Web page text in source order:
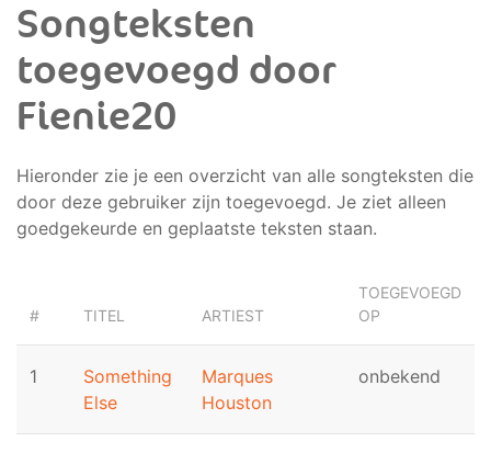
Songteksten
toegevoegd door
Fienie20
Hieronder zie je een overzicht van alle songteksten die
door deze gebruiker zijn toegevoegd. Je ziet alleen
goedgekeurde en geplaatste teksten staan.
# TITEL ARTIEST
TOEGEVOEGD
OP
1
Something
Else
Marques
Houston
onbekend